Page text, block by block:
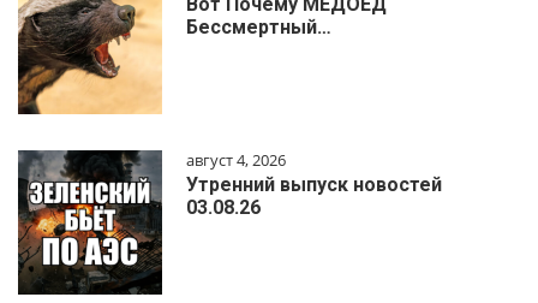
Бессмертный…
август 4, 2026
Утренний выпуск новостей
03.08.26